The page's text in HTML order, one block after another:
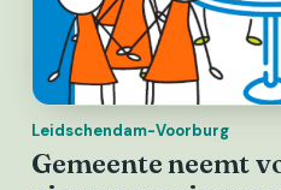
Leidschendam-Voorburg
Gemeente neemt